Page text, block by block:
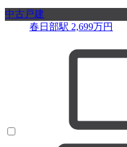
中古戸建
春日部駅 2,699万円